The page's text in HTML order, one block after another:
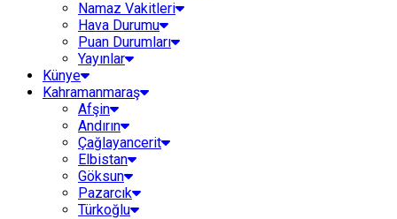
Namaz Vakitleri
Hava Durumu
Puan Durumları
Yayınlar
Künye
Kahramanmaraş
Afşin
Andırın
Çağlayancerit
Elbistan
Göksun
Pazarcık
Türkoğlu